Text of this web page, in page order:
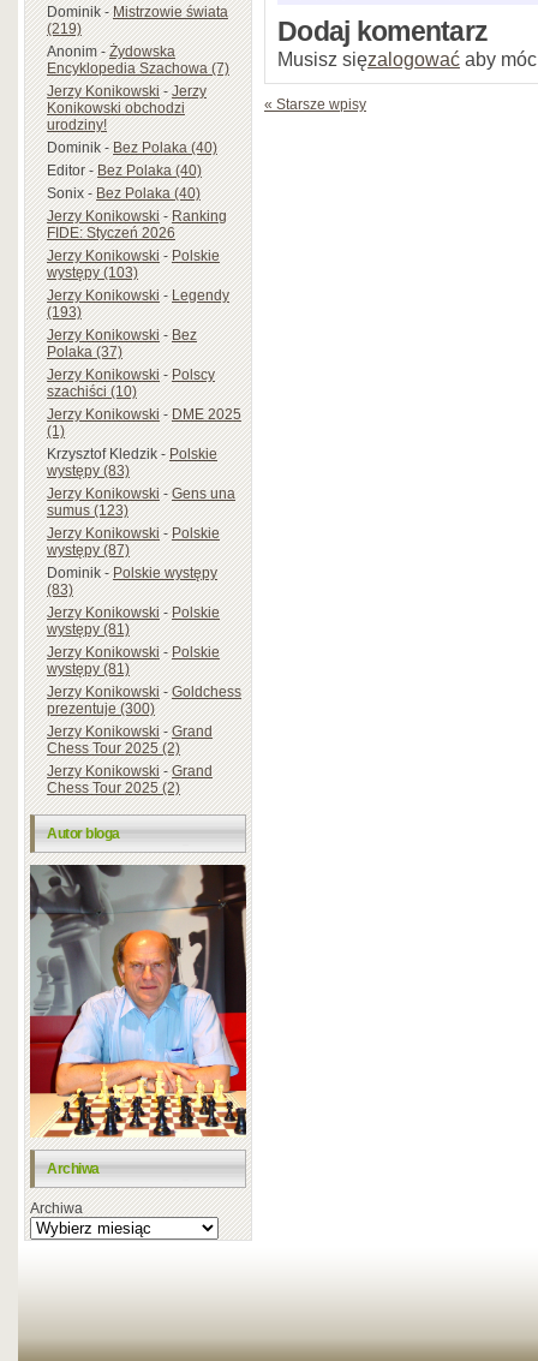
Dominik-Mistrzowie świata
(219)
Anonim-Żydowska
Encyklopedia Szachowa (7)
Jerzy Konikowski-Jerzy
Konikowski obchodzi
urodziny!
Dominik-Bez Polaka (40)
Editor-Bez Polaka (40)
Sonix-Bez Polaka (40)
Jerzy Konikowski-Ranking
FIDE: Styczeń 2026
Jerzy Konikowski-Polskie
występy (103)
Jerzy Konikowski-Legendy
(193)
Jerzy Konikowski-Bez
Polaka (37)
Jerzy Konikowski-Polscy
szachiści (10)
Jerzy Konikowski-DME 2025
(1)
Krzysztof Kledzik-Polskie
występy (83)
Jerzy Konikowski-Gens una
sumus (123)
Jerzy Konikowski-Polskie
występy (87)
Dominik-Polskie występy
(83)
Jerzy Konikowski-Polskie
występy (81)
Jerzy Konikowski-Polskie
występy (81)
Jerzy Konikowski-Goldchess
prezentuje (300)
Jerzy Konikowski-Grand
Chess Tour 2025 (2)
Jerzy Konikowski-Grand
Chess Tour 2025 (2)
Autor bloga
Archiwa
Archiwa
Dodaj komentarz
Musisz sięzalogować aby
« Starsze wpisy